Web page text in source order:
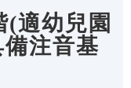
(適幼兒園
注音基